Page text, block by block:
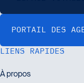
LIENS RAPIDES